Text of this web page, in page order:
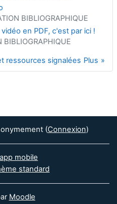
BIBLIOGRAPHIQUE
en PDF, c'est par ici !
BIBLIOGRAPHIQUE
Plus
ressources signalées
(Connexion)
mobile
standard
Moodle